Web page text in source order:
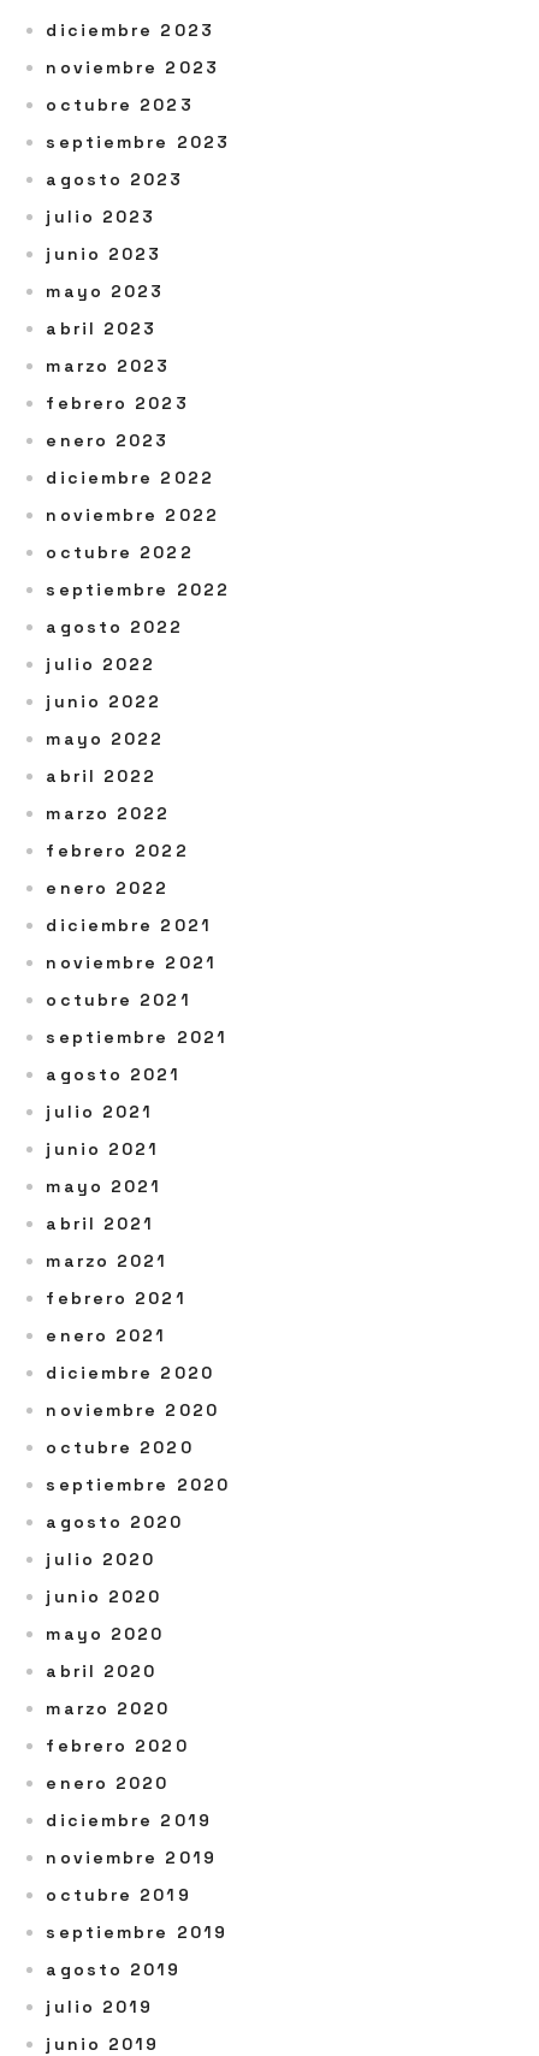
diciembre 2023
noviembre 2023
octubre 2023
septiembre 2023
agosto 2023
julio 2023
junio 2023
mayo 2023
abril 2023
marzo 2023
febrero 2023
enero 2023
diciembre 2022
noviembre 2022
octubre 2022
septiembre 2022
agosto 2022
julio 2022
junio 2022
mayo 2022
abril 2022
marzo 2022
febrero 2022
enero 2022
diciembre 2021
noviembre 2021
octubre 2021
septiembre 2021
agosto 2021
julio 2021
junio 2021
mayo 2021
abril 2021
marzo 2021
febrero 2021
enero 2021
diciembre 2020
noviembre 2020
octubre 2020
septiembre 2020
agosto 2020
julio 2020
junio 2020
mayo 2020
abril 2020
marzo 2020
febrero 2020
enero 2020
diciembre 2019
noviembre 2019
octubre 2019
septiembre 2019
agosto 2019
julio 2019
junio 2019